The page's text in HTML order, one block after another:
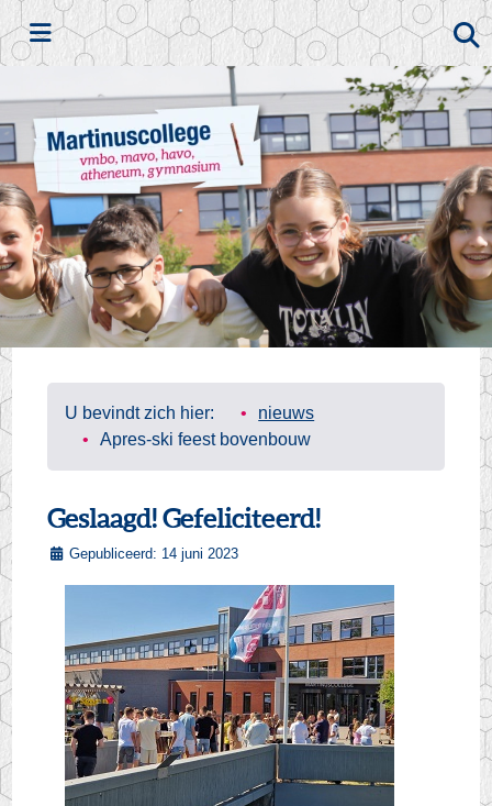
Zoeken
U bevindt zich hier:
nieuws
Apres-ski feest bovenbouw
Geslaagd! Gefeliciteerd!
Gepubliceerd: 14 juni 2023